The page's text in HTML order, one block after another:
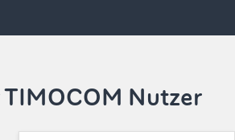
Nutzer